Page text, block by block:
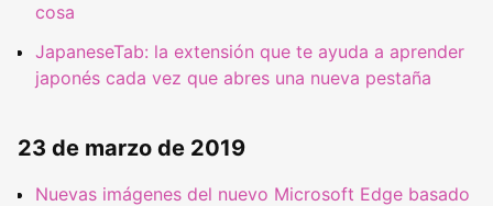
cosa
JapaneseTab: la extensión que te ayuda a aprender
japonés cada vez que abres una nueva pestaña
23 de marzo de 2019
Nuevas imágenes del nuevo Microsoft Edge basado